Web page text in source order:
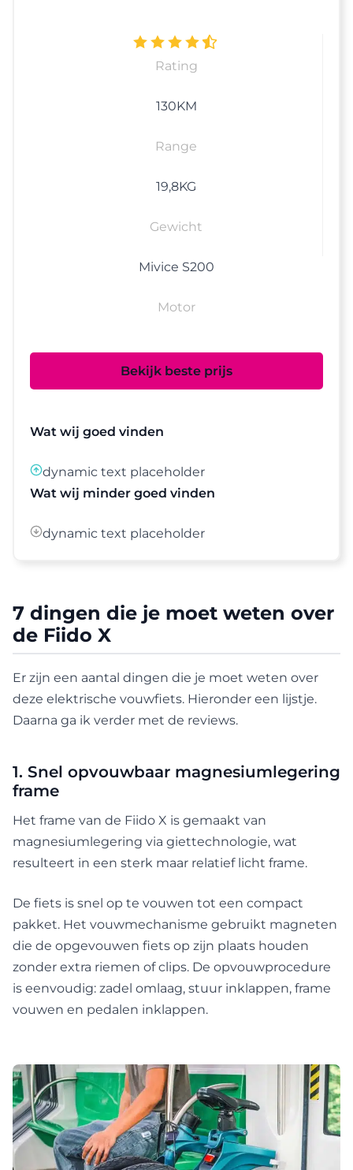
Rating
130KM
Range
19,8KG
Gewicht
Mivice S200
Motor
Bekijk beste prijs
Wat wij goed vinden
dynamic text placeholder
Wat wij minder goed vinden
dynamic text placeholder
7 dingen die je moet weten over
de Fiido X
Er zijn een aantal dingen die je moet weten over
deze elektrische vouwfiets. Hieronder een lijstje.
Daarna ga ik verder met de reviews.
1. Snel opvouwbaar magnesiumlegering
frame
Het frame van de Fiido X is gemaakt van
magnesiumlegering via giettechnologie, wat
resulteert in een sterk maar relatief licht frame.
De fiets is snel op te vouwen tot een compact
pakket. Het vouwmechanisme gebruikt magneten
die de opgevouwen fiets op zijn plaats houden
zonder extra riemen of clips. De opvouwprocedure
is eenvoudig: zadel omlaag, stuur inklappen, frame
vouwen en pedalen inklappen.